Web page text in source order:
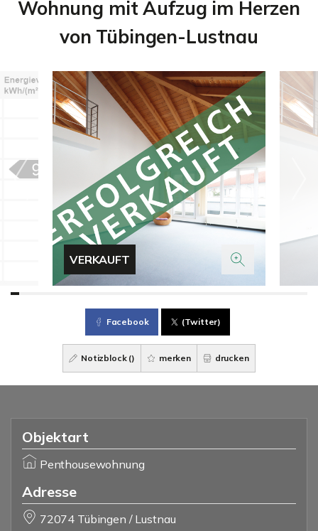
Wohnung mit Aufzug im Herzen
von Tübingen-Lustnau
VERKAUFT
Facebook (Twitter)
Notizblock () merken drucken
Objektart
Penthousewohnung
Adresse
72074 Tübingen / Lustnau